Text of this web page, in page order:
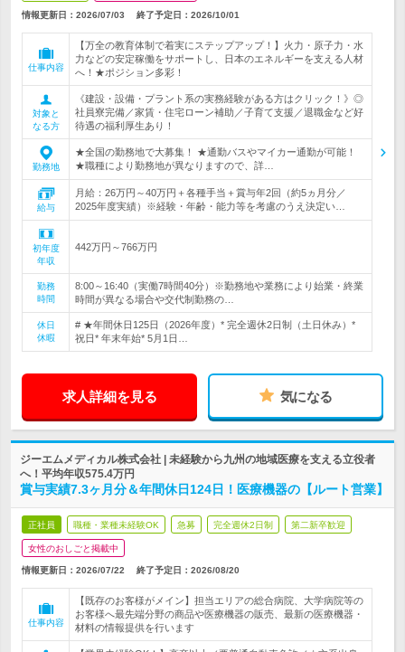
情報更新日：2026/07/03 終了予定日： 2026/10/01
仕事内容
【万全の教育体制で着実にステップアップ！】火力・原子力・水
力などの安定稼働をサポートし、日本のエネルギーを支える人材
へ！★ポジション多彩！
対象と
なる方
《建設・設備・プラント系の実務経験がある方はクリック！》◎
社員寮完備／家賃・住宅ローン補助／子育て支援／退職金など好
待遇の福利厚生あり！
勤務地
★全国の勤務地で大募集！ ★通勤バスやマイカー通勤が可能！
★職種により勤務地が異なりますので、詳…
給与
月給：26万円～40万円＋各種手当＋賞与年2回（約5ヵ月分／
2025年度実績）※経験・年齢・能力等を考慮のうえ決定い…
初年度
年収
442万円～766万円
勤務
時間
8:00～16:40（実働7時間40分）※勤務地や業務により始業・終業
時間が異なる場合や交代制勤務の…
休日
休暇
# ★年間休日125日（2026年度）* 完全週休2日制（土日休み）*
祝日* 年末年始* 5月1日…
求人詳細を見る 気になる
ジーエムメディカル株式会社 | 未経験から九州の地域医療を支える立役者
へ！平均年収575.4万円
賞与実績7.3ヶ月分＆年間休日124日！医療機器の【ルート営業】
正社員 職種・業種未経験OK 急募 完全週休2日制 第二新卒歓迎
女性のおしごと掲載中
情報更新日：2026/07/22 終了予定日： 2026/08/20
仕事内容
【既存のお客様がメイン】担当エリアの総合病院、大学病院等の
お客様へ最先端分野の商品や医療機器の販売、最新の医療機器・
材料の情報提供を行います